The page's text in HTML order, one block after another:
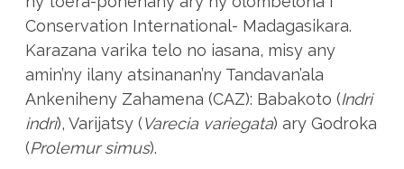
Conservation International- Madagasikara.
Karazana varika telo no iasana, misy any
amin’ny ilany atsinanan’ny Tandavan’ala
Ankeniheny Zahamena (CAZ): Babakoto (Indri
indri), Varijatsy (Varecia variegata) ary Godroka
(Prolemur simus).